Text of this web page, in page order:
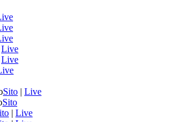
Live
Live
Sito | Live
Sito
| Live